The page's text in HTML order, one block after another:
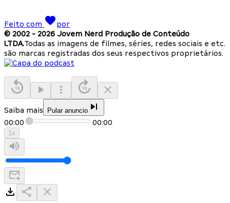
Feito com
por
© 2002 - 2026 Jovem Nerd Produção de Conteúdo
LTDA.Todas as imagens de filmes, séries, redes sociais e etc.
são marcas registradas dos seus respectivos proprietários.
Saiba mais Pular anuncio
00:00 00:00
1x